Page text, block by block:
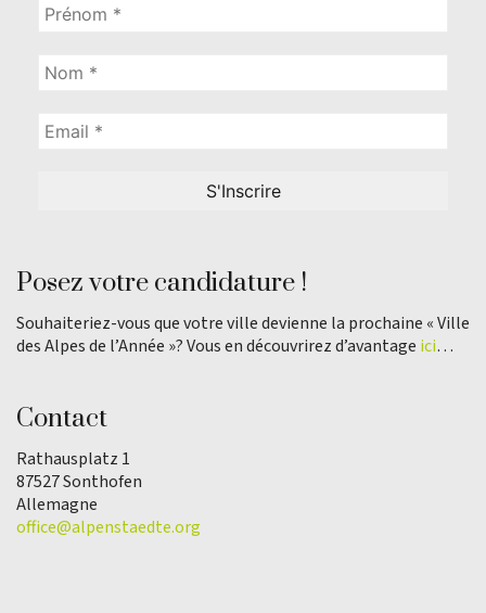
Posez votre candidature !
Souhaiteriez-vous que votre ville devienne la prochaine « Ville
des Alpes de l’Année »? Vous en découvrirez d’avantage ici…
Contact
Rathausplatz 1
87527 Sonthofen
Allemagne
office@alpenstaedte.org